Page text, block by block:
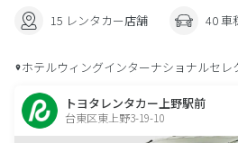
15 レンタカー店舗 40 車
ホテルウィングインターナショナルセレ
トヨタレンタカー上野駅前
台東区東上野3-19-10